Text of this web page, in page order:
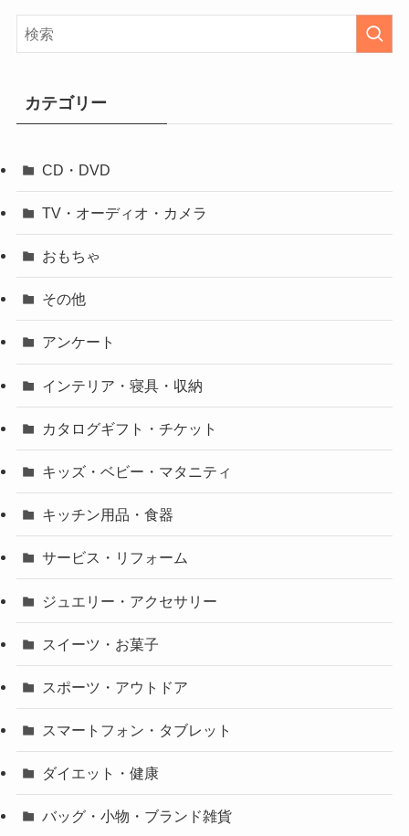
カテゴリー
CD・DVD
TV・オーディオ・カメラ
おもちゃ
その他
アンケート
インテリア・寝具・収納
カタログギフト・チケット
キッズ・ベビー・マタニティ
キッチン用品・食器
サービス・リフォーム
ジュエリー・アクセサリー
スイーツ・お菓子
スポーツ・アウトドア
スマートフォン・タブレット
ダイエット・健康
バッグ・小物・ブランド雑貨